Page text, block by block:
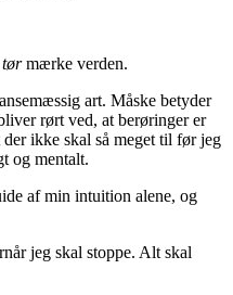
tørmærke verden.
art. Måske betyder
rørt ved, at berøringer er
ikke skal så meget til før jeg
og mentalt.
af min intuition alene, og
jeg skal stoppe. Alt skal